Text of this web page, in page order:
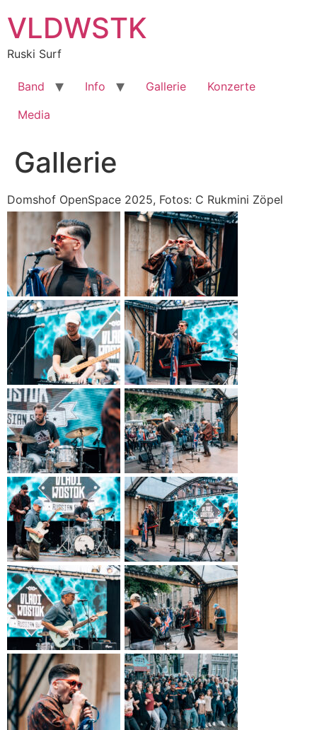
Inhalt
springen
VLDWSTK
Ruski Surf
Band Info Gallerie
Konzerte
Media
Gallerie
Domshof OpenSpace 2025, Fotos: C Rukmini Zöpel